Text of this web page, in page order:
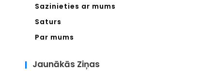
Sazinieties ar mums
Saturs
Par mums
Jaunākās Ziņas